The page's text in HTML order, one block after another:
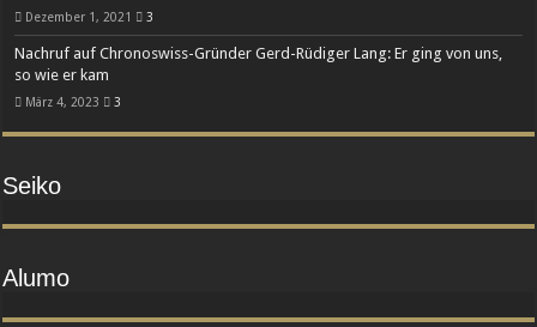
Dezember 1, 2021 3
Nachruf auf Chronoswiss-Gründer Gerd-Rüdiger Lang: Er ging von uns,
so wie er kam
März 4, 2023 3
Seiko
Alumo